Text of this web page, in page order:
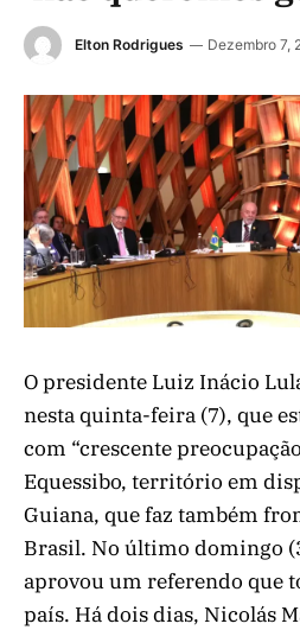
Elton Rodrigues Dezembro 7,
O presidente Luiz Inácio
nesta quinta-feira (7), que
com “crescente
Equessibo, território em
Guiana, que faz também
Brasil. No último domingo
aprovou um referendo que
país. Há dois dias, Nicolás